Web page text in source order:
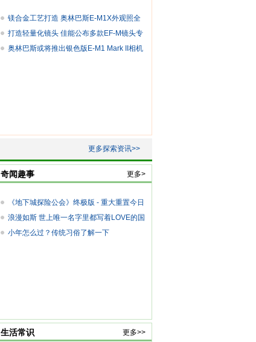
镁合金工艺打造 奥林巴斯E-M1X外观照全
方位打造轻量化镜头 佳能公布多款EF-M镜头专
利 奥林巴斯或将推出银色版E-M1 Mark II相机
更多探索资讯>>
更多>
奇闻趣事
《地下城探险公会》终极版 - 重大重置今日
浪漫如斯 世上唯一名字里都写着LOVE的国
度 小年怎么过？传统习俗了解一下
更多>>
生活常识